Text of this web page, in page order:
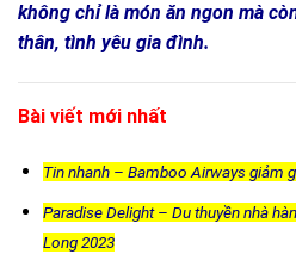
không chỉ là món ăn ngon mà
thân, tình yêu gia đình.
Bài viết mới nhất
Tin nhanh – Bamboo Airways giảm
Paradise Delight – Du thuyền nhà
Long 2023